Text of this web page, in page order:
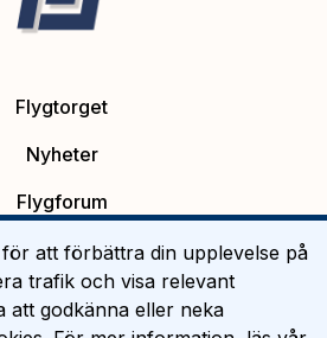
Flygtorget
Nyheter
Flygforum
Platsannonser
Flygutbildning
att förbättra din upplevelse på
trafik och visa relevant
att godkänna eller neka